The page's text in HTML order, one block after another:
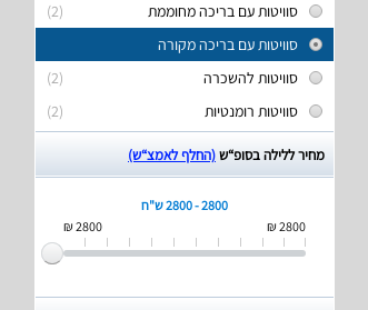
(2)
סוויטות עם בריכה מחוממת
סוויטות עם בריכה מקורה
(2)
סוויטות להשכרה
(2)
סוויטות רומנטיות
מחיר ללילה בסופ“ש(החלף לאמצ“ש)
2800 - 2800 ש"ח
2800 ₪
2800 ₪